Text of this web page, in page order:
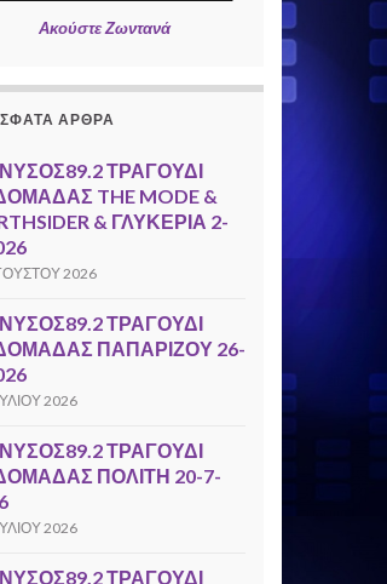
Ακούστε Ζωντανά
ΆΡΘΡΑ
ΤΡΑΓΟΥΔΙ
THE MODE &
& ΓΛΥΚΕΡΙΑ 2-
2026
ΤΡΑΓΟΥΔΙ
ΠΑΠΑΡΙΖΟΥ 26-
2026
ΤΡΑΓΟΥΔΙ
ΠΟΛΙΤΗ 20-7-
2026
ΤΡΑΓΟΥΔΙ